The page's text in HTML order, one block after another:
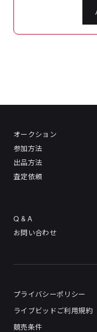
オークション
参加方法
出品方法
査定依頼
Q & A
お問い合わせ
プライバシーポリシー
ライブビッドご利用規約
競売条件